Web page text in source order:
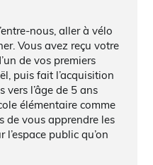
nous, aller à vélo
Vous avez reçu votre
de vos premiers
puis fait l’acquisition
vers l’âge de 5 ans
élémentaire comme
de vous apprendre les
public qu’on